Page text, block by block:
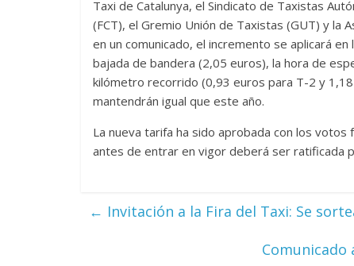
Taxi de Catalunya, el Sindicato de Taxistas
(FCT), el Gremio Unión de Taxistas (GUT) y la
en un comunicado, el incremento se aplicará
bajada de bandera (2,05 euros), la hora de
kilómetro recorrido (0,93 euros para T-2 y
mantendrán igual que este año.
La nueva tarifa ha sido aprobada con los votos
antes de entrar en vigor deberá ser ratificada
← Invitación a la Fira del Taxi: Se
Comunicado